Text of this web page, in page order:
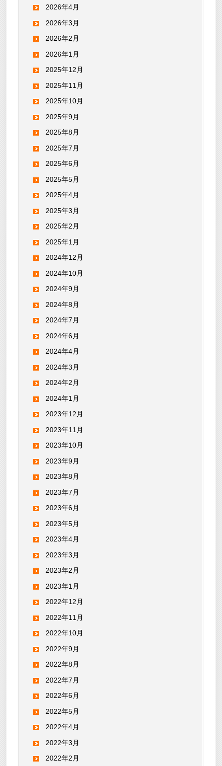
2026年4月
2026年3月
2026年2月
2026年1月
2025年12月
2025年11月
2025年10月
2025年9月
2025年8月
2025年7月
2025年6月
2025年5月
2025年4月
2025年3月
2025年2月
2025年1月
2024年12月
2024年10月
2024年9月
2024年8月
2024年7月
2024年6月
2024年4月
2024年3月
2024年2月
2024年1月
2023年12月
2023年11月
2023年10月
2023年9月
2023年8月
2023年7月
2023年6月
2023年5月
2023年4月
2023年3月
2023年2月
2023年1月
2022年12月
2022年11月
2022年10月
2022年9月
2022年8月
2022年7月
2022年6月
2022年5月
2022年4月
2022年3月
2022年2月